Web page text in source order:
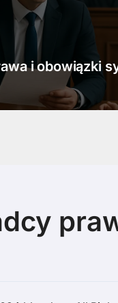
i obowiązki